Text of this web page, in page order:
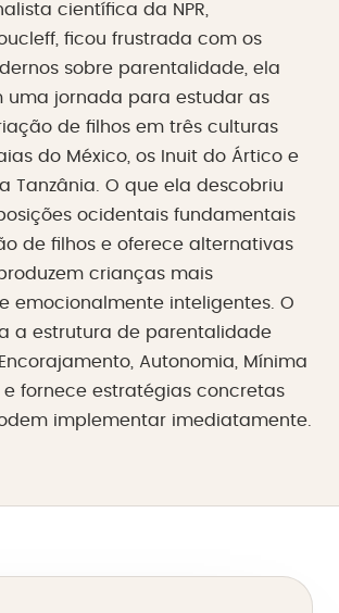
científica da NPR,
ficou frustrada com os
sobre parentalidade, ela
uma jornada para estudar as
de filhos em três culturas
do México, os Inuit do Ártico e
Tanzânia. O que ela descobriu
ocidentais fundamentais
de filhos e oferece alternativas
crianças mais
emocionalmente inteligentes. O
a estrutura de parentalidade
Autonomia, Mínima
e fornece estratégias concretas
implementar imediatamente.